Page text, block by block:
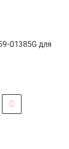
01385G для